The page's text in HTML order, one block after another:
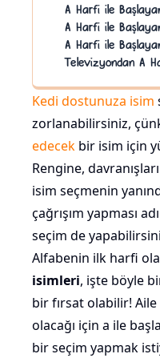
A Harfi ile
A Harfi ile
A Harfi ile
Televizyondan A
Kedi dostunuza isim
zorlanabilirsiniz,
edecek bir isim için
Rengine,
isim seçmenin
çağrışım yapması
seçim de
Alfabenin ilk harfi
isimleri, işte böyle
bir fırsat olabilir!
olacağı için a ile
bir seçim yapmak